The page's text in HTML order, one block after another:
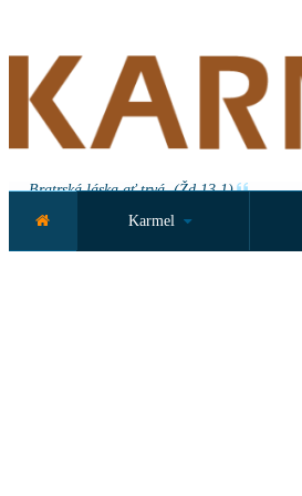
Bratrská láska ať trvá. (Žd 13,1)
Karmel